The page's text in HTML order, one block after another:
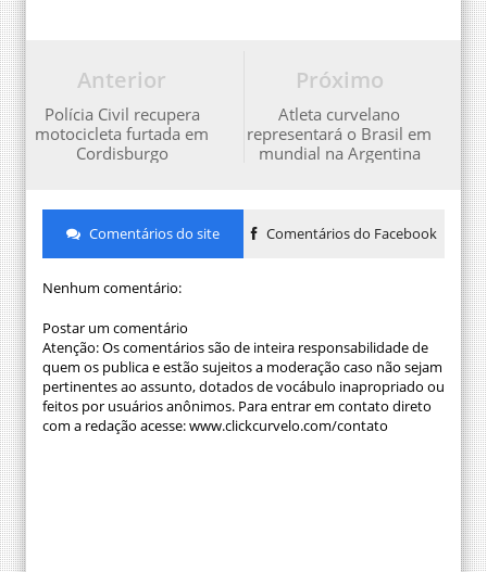
Próximo
Atleta curvelano
representará o Brasil em
mundial na Argentina
Anterior
Polícia Civil recupera
motocicleta furtada em
Cordisburgo
Comentários do site Comentários do Facebook
Nenhum comentário:
Postar um comentário
Atenção: Os comentários são de inteira responsabilidade de
quem os publica e estão sujeitos a moderação caso não sejam
pertinentes ao assunto, dotados de vocábulo inapropriado ou
feitos por usuários anônimos. Para entrar em contato direto
com a redação acesse: www.clickcurvelo.com/contato